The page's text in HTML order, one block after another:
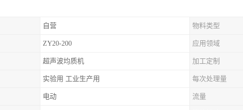
自营 物料类型
ZY20-200 应用领域
超声波均质机 加工定制
实验用 工业生产用 每次处理量
电动 流量